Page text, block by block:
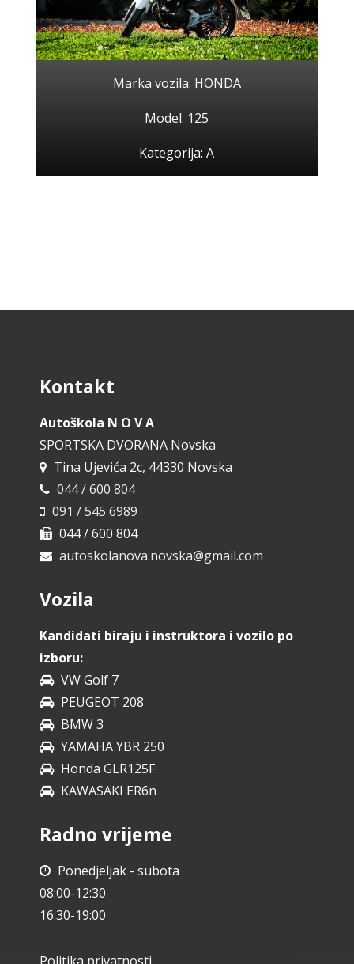
Marka vozila: HONDA
Model: 125
Kategorija: A
Kontakt
Autoškola N O V A
SPORTSKA DVORANA Novska
Tina Ujevića 2c, 44330 Novska
044 / 600 804
091 / 545 6989
044 / 600 804
autoskolanova.novska@gmail.com
Vozila
Kandidati biraju i instruktora i vozilo po
izboru:
VW Golf 7
PEUGEOT 208
BMW 3
YAMAHA YBR 250
Honda GLR125F
KAWASAKI ER6n
Radno vrijeme
Ponedjeljak - subota
08:00-12:30
16:30-19:00